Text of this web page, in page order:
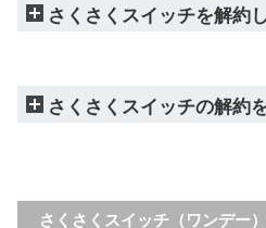
さくさくスイッチを解約
さくさくスイッチの解約
さくさくスイッチ（ワンデー